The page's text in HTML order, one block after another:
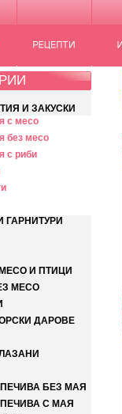
И ЗАКУСКИ
с месо
без месо
с риби
ГАРНИТУРИ
И ПТИЦИ
МЕСО
ДАРОВЕ
БЕЗ МАЯ
С МАЯ